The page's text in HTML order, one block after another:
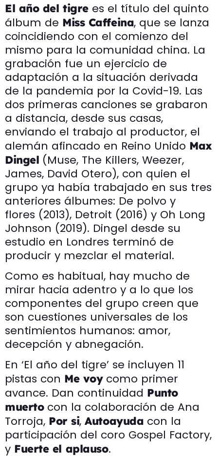
El año del tigrees el título del quinto
álbum de Miss Caffeina, que se lanza
coincidiendo con el comienzo del
mismo para la comunidad china. La
grabación fue un ejercicio de
adaptación a la situación derivada
de la pandemia por la Covid-19. Las
dos primeras canciones se grabaron
a distancia, desde sus casas,
enviando el trabajo al productor, el
alemán afincado en Reino Unido Max
Dingel (Muse, The Killers, Weezer,
James, David Otero), con quien el
grupo ya había trabajado en sus tres
anteriores álbumes: De polvo y
flores (2013), Detroit (2016) y Oh Long
Johnson (2019). Dingel desde su
estudio en Londres terminó de
producir y mezclar el material.
Como es habitual, hay mucho de
mirar hacia adentro y a lo que los
componentes del grupo creen que
son cuestiones universales de los
sentimientos humanos: amor,
decepción y abnegación.
En ‘El año del tigre’ se incluyen 11
pistas con Me voycomo primer
avance. Dan continuidad Punto
muertocon la colaboración de Ana
Torroja, Por si,Autoayuda con la
participación del coro Gospel Factory,
y Fuerte el aplauso.